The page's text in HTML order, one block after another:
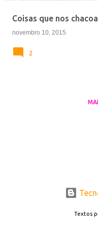
Coisas que nos
novembro 10, 2015
2
Textos